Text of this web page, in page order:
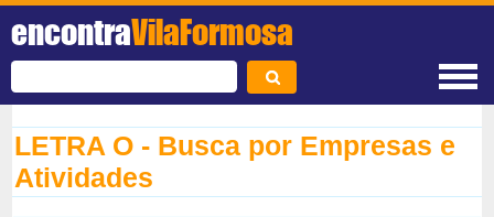
encontraVilaFormosa
LETRA O - Busca por Empresas e
Atividades